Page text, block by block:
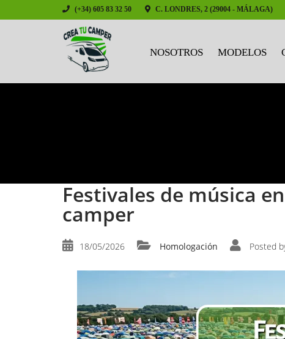
(+34) 605 83 32 50 C. LONDRES, 2 (29004 - MÁLAGA)
NOSOTROS MODELOS
Festivales de música
camper
18/05/2026 Homologación Posted